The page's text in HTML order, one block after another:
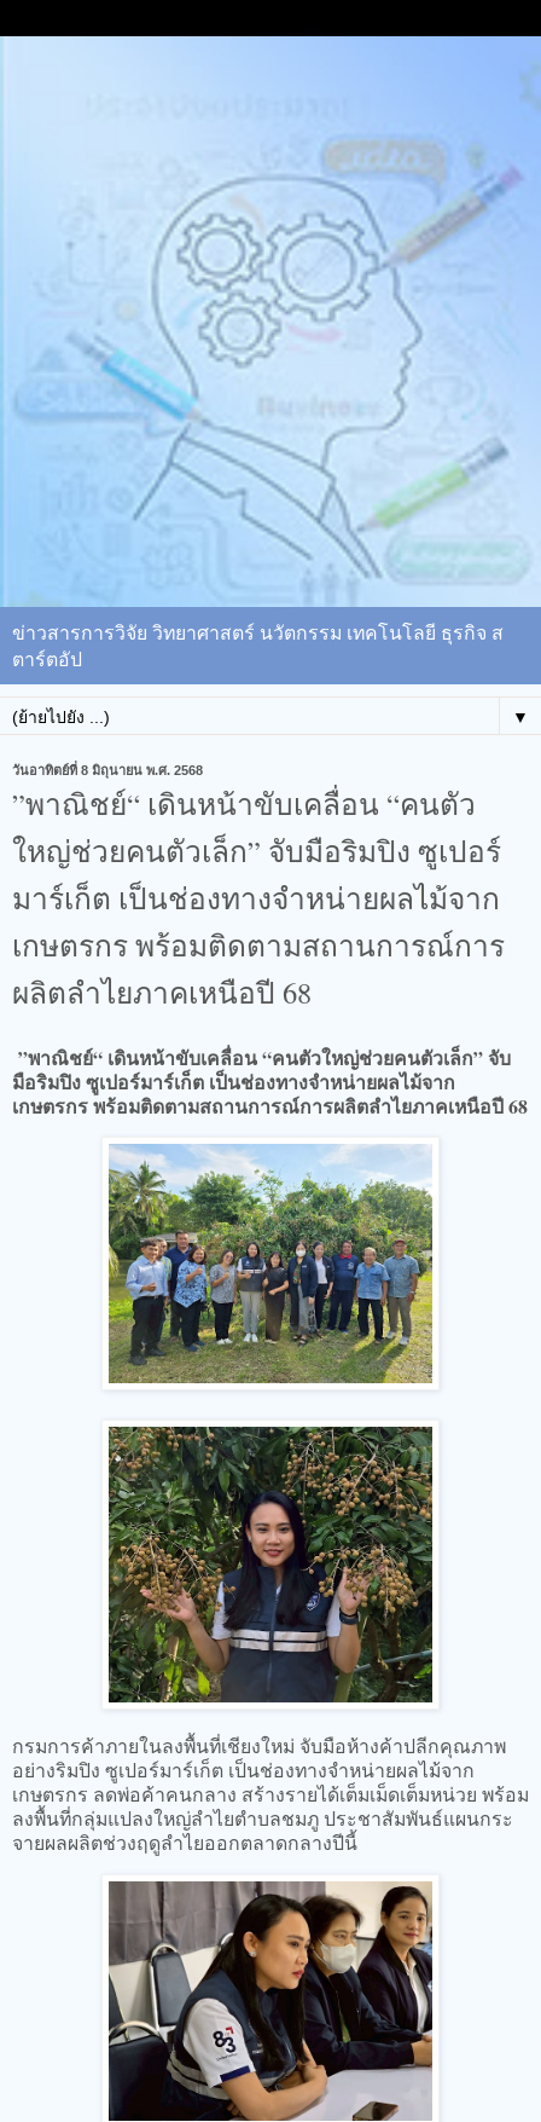
ข่าวสารการวิจัย วิทยาศาสตร์ นวัตกรรม เทคโนโลยี ธุรกิจ ส
ตาร์ตอัป
▼
วันอาทิตย์ที่ 8 มิถุนายน พ.ศ. 2568
”พาณิชย์“ เดินหน้าขับเคลื่อน “คนตัว
ใหญ่ช่วยคนตัวเล็ก” จับมือริมปิง ซูเปอร์
มาร์เก็ต เป็นช่องทางจำหน่ายผลไม้จาก
เกษตรกร พร้อมติดตามสถานการณ์การ
ผลิตลำไยภาคเหนือปี 68
”พาณิชย์“ เดินหน้าขับเคลื่อน “คนตัวใหญ่ช่วยคนตัวเล็ก” จับ
มือริมปิง ซูเปอร์มาร์เก็ต เป็นช่องทางจำหน่ายผลไม้จาก
เกษตรกร พร้อมติดตามสถานการณ์การผลิตลำไยภาคเหนือปี 68
กรมการค้าภายในลงพื้นที่เชียงใหม่ จับมือห้างค้าปลีกคุณภาพ
อย่างริมปิง ซูเปอร์มาร์เก็ต เป็นช่องทางจำหน่ายผลไม้จาก
เกษตรกร ลดพ่อค้าคนกลาง สร้างรายได้เต็มเม็ดเต็มหน่วย พร้อม
ลงพื้นที่กลุ่มแปลงใหญ่ลำไยตำบลชมภู ประชาสัมพันธ์แผนกระ
จายผลผลิตช่วงฤดูลำไยออกตลาดกลางปีนี้